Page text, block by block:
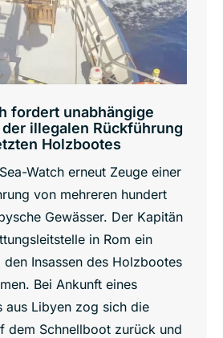
fordert unabhängige
illegalen Rückführung
Holzbootes
Watch erneut Zeuge einer
von mehreren hundert
Gewässer. Der Kapitän
in Rom ein
den Insassen des Holzbootes
Bei Ankunft eines
aus Libyen zog sich die
dem Schnellboot zurück und